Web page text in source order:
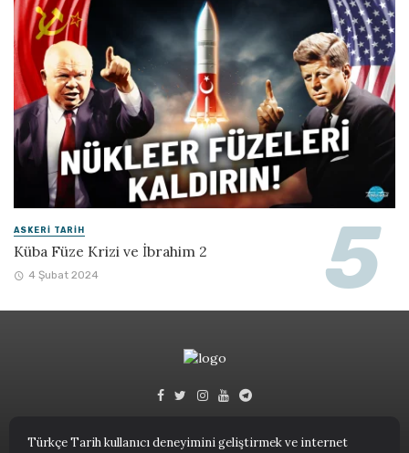
Türkçe Tarih kullanıcı deneyimini geliştirmek ve internet
ASKERI TARIH
Küba Füze Krizi ve İbrahim 2
4 Şubat 2024